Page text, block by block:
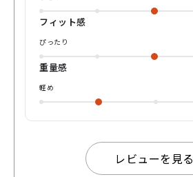
フィット感
ぴったり
重量感
軽め
レビューを見る